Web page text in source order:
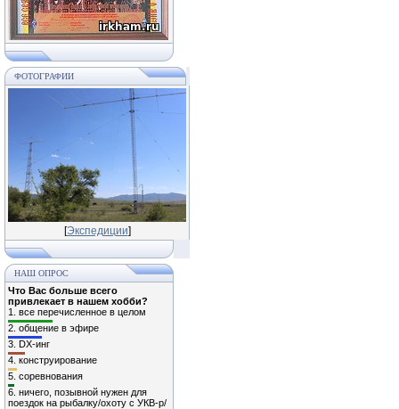
ФОТОГРАФИИ
[Экспедиции]
НАШ ОПРОС
Что Вас больше всего
привлекает в нашем хобби?
1. все перечисленное в целом
2. общение в эфире
3. DX-инг
4. конструирование
5. соревнования
6. ничего, позывной нужен для
поездок на рыбалку/охоту с УКВ-р/